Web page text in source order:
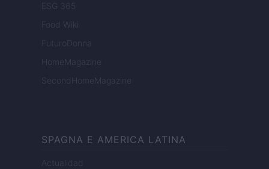
ESG 365
Food Wiki
FuturoDonna
HomeMagazine
SecondHomeMagazine
SPAGNA E AMERICA LATINA
Actualidad